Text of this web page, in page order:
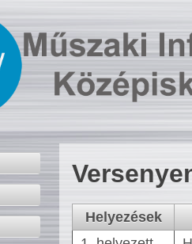
Helyezések